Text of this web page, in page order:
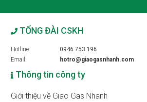
TỔNG ĐÀI CSKH
Hotline:
Email:
0946 753 196
hotro@giaogasnhanh.com
Thông tin công ty
Giới thiệu về Giao Gas Nhanh